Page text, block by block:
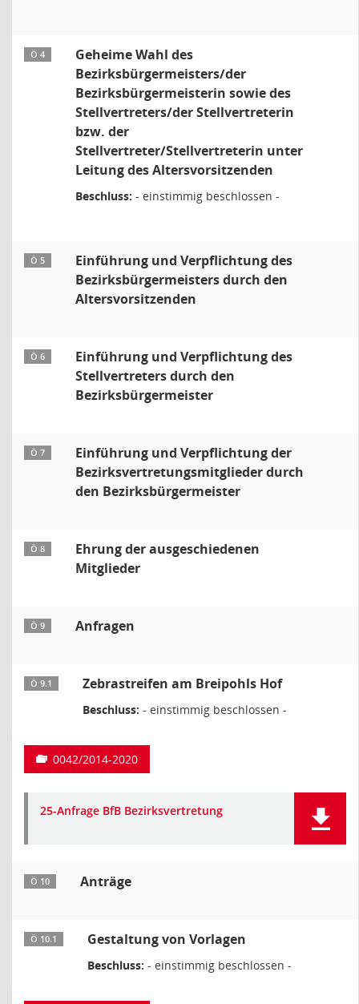
Ö 4
Geheime Wahl des
Bezirksbürgermeisters/der
Bezirksbürgermeisterin sowie des
Stellvertreters/der Stellvertreterin
bzw. der
Stellvertreter/Stellvertreterin unter
Leitung des Altersvorsitzenden
Beschluss: - einstimmig beschlossen -
Ö 5
Einführung und Verpflichtung des
Bezirksbürgermeisters durch den
Altersvorsitzenden
Ö 6
Einführung und Verpflichtung des
Stellvertreters durch den
Bezirksbürgermeister
Ö 7
Einführung und Verpflichtung der
Bezirksvertretungsmitglieder durch
den Bezirksbürgermeister
Ö 8
Ehrung der ausgeschiedenen
Mitglieder
Ö 9 Anfragen
Ö 9.1 Zebrastreifen am Breipohls Hof
Beschluss: - einstimmig beschlossen -
0042/2014-2020
25-Anfrage BfB Bezirksvertretung
Ö 10 Anträge
Ö 10.1 Gestaltung von Vorlagen
Beschluss: - einstimmig beschlossen -